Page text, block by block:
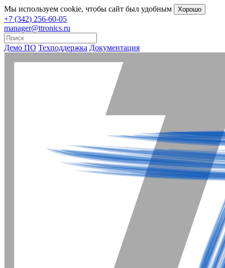
Мы используем cookie, чтобы сайт был удобным Хорошо
+7 (342) 256-60-05
manager@ttronics.ru
Демо ПО Техподдержка Документация